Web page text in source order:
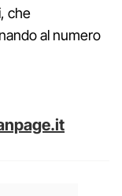
che
al numero